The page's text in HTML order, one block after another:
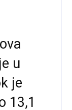
u
je
13,1